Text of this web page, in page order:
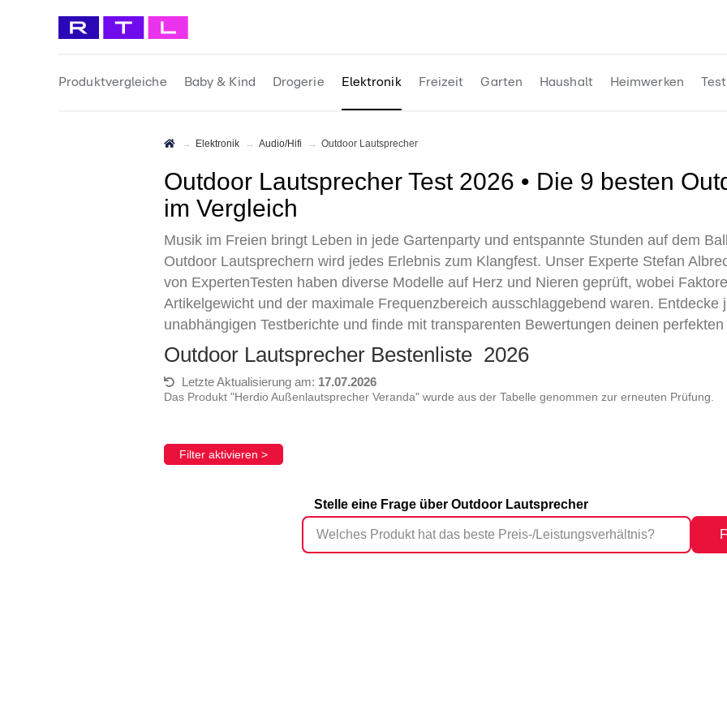
Produktvergleiche Baby & Kind Drogerie Elektronik Freizeit Garten Haushalt Heimwerken
Elektronik Audio/Hifi Outdoor Lautsprecher
Outdoor Lautsprecher Test 2026 • Die 9 besten Outdoor Lautsprecher
im Vergleich
Musik im Freien bringt Leben in jede Gartenparty und entspannte Stunden auf dem
Outdoor Lautsprechern wird jedes Erlebnis zum Klangfest. Unser Experte Stefan
von ExpertenTesten haben diverse Modelle auf Herz und Nieren geprüft, wobei
Artikelgewicht und der maximale Frequenzbereich ausschlaggebend waren. Entdecke
unabhängigen Testberichte und finde mit transparenten Bewertungen deinen
Outdoor Lautsprecher Bestenliste 2026
Letzte Aktualisierung am: 17.07.2026
Das Produkt "Herdio Außenlautsprecher Veranda" wurde aus der Tabelle genommen zur erneuten Prüfung.
Filter aktivieren >
Stelle eine Frage über Outdoor Lautsprecher